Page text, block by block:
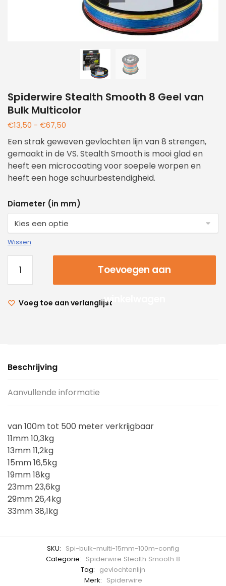
Spiderwire Stealth Smooth 8 Geel van
Bulk Multicolor
€13,50 - €67,50
Een strak geweven gevlochten lijn van 8 strengen,
gemaakt in de VS. Stealth Smooth is mooi glad en
heeft een microcoating voor soepele worpen en
heeft een hoge schuurbestendigheid.
Diameter (in mm)
Wissen
Toevoegen aan
winkelwagen
Voeg toe aan verlanglijst
Beschrijving
Aanvullende informatie
van 100m tot 500 meter verkrijgbaar
11mm 10,3kg
13mm 11,2kg
15mm 16,5kg
19mm 18kg
23mm 23,6kg
29mm 26,4kg
33mm 38,1kg
SKU: Spi-bulk-multi-15mm-100m-config
Categorie: Spiderwire Stealth Smooth 8
Tag: gevlochtenlijn
Merk: Spiderwire